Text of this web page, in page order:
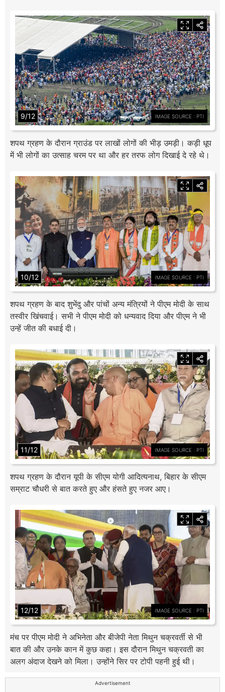
9/12 IMAGE SOURCE : PTI
शपथ ग्रहण के दौरान ग्राउंड पर लाखों लोगों की भीड़ उमड़ी। कड़ी धूप
में भी लोगों का उत्साह चरम पर था और हर तरफ लोग दिखाई दे रहे थे।
10/12 IMAGE SOURCE : PTI
शपथ ग्रहण के बाद शुभेंदु और पांचों अन्य मंत्रियों ने पीएम मोदी के साथ
तस्वीर खिंचवाई। सभी ने पीएम मोदी को धन्यवाद दिया और पीएम ने भी
उन्हें जीत की बधाई दी।
11/12 IMAGE SOURCE : PTI
शपथ ग्रहण के दौरान यूपी के सीएम योगी आदित्यनाथ, बिहार के सीएम
सम्राट चौधरी से बात करते हुए और हंसते हुए नजर आए।
12/12 IMAGE SOURCE : PTI
मंच पर पीएम मोदी ने अभिनेता और बीजेपी नेता मिथुन चक्रवर्ती से भी
बात की और उनके कान में कुछ कहा। इस दौरान मिथुन चक्रवती का
अलग अंदाज देखने को मिला। उन्होंने सिर पर टोपी पहनी हुई थी।
Advertisement